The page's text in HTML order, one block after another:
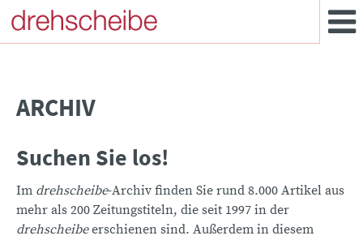
ARCHIV
Suchen Sie los!
Im drehscheibe-Archiv finden Sie rund 8.000 Artikel aus
mehr als 200 Zeitungstiteln, die seit 1997 in der
drehscheibeerschienen sind. Außerdem in diesem